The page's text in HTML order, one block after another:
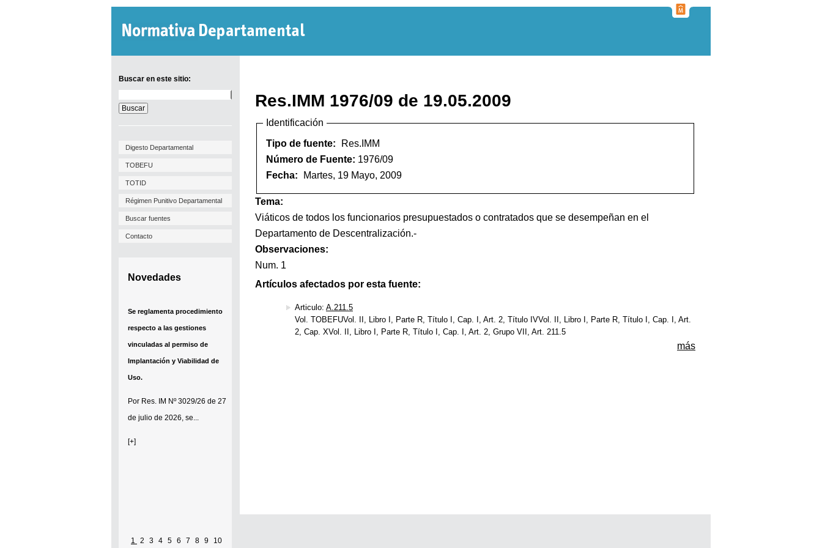
Buscar en este sitio:
en
este
sitio:
Digesto Departamental
TOBEFU
TOTID
Régimen Punitivo Departamental
Buscar fuentes
Contacto
Novedades
Se reglamenta procedimiento
respecto a las gestiones
vinculadas al permiso de
Implantación y Viabilidad de
Uso.
Por Res. IM Nº 3029/26 de 27
de julio de 2026, se...
[+]
1 2 3 4 5 6 7 8 9 10
Res.IMM 1976/09 de 19.05.2009
Identificación
Tipo de fuente:
Res.IMM
Número de Fuente: 1976/09
Fecha:
Martes, 19 Mayo, 2009
Tema:
Viáticos de todos los funcionarios presupuestados o contratados que se desempeñan en el
Departamento de Descentralización.-
Observaciones:
Num. 1
Artículos afectados por esta fuente:
Articulo: A.211.5
Vol. TOBEFUVol. II, Libro I, Parte R, Título I, Cap. I, Art. 2, Título IVVol. II, Libro I, Parte R, Título I, Cap. I, Art.
2, Cap. XVol. II, Libro I, Parte R, Título I, Cap. I, Art. 2, Grupo VII, Art. 211.5
más